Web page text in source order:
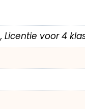
Licentie voor 4